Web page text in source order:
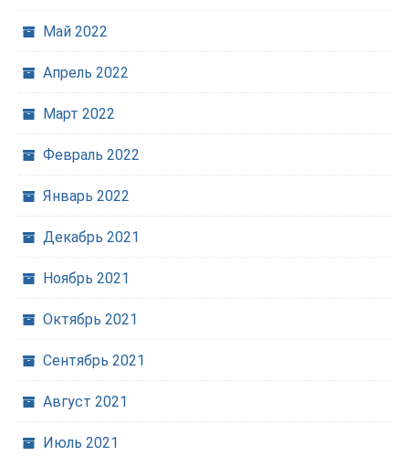
Май 2022
Апрель 2022
Март 2022
Февраль 2022
Январь 2022
Декабрь 2021
Ноябрь 2021
Октябрь 2021
Сентябрь 2021
Август 2021
Июль 2021